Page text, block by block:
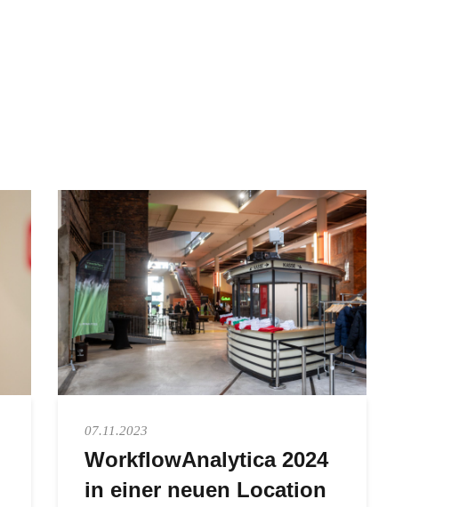
07.11.2023
WorkflowAnalytica 2024
in einer neuen Location